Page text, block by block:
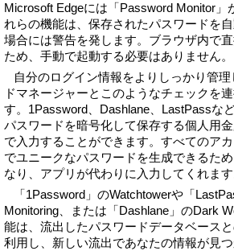
Microsoft Edgeには「Password Monitor」
れらの機能は、保存されたパスワードを
場合には警告を発します。ブラウザ内で
ため、手動で起動する必要はありません。
自分のログイン情報をよりしっかり管
ドマネージャーとこのようなチェックを
す。1Password、Dashlane、LastPassな
パスワードを暗号化して保存する個人用
で入力することができます。すべてのア
でユニークなパスワードを生成できるた
なり、アプリが代わりに入力してくれます
「1Password」のWatchtowerや「
Monitoring、または「Dashlane」のDark
能は、流出したパスワードデータベース
利用し、新しい流出であなたの情報が見